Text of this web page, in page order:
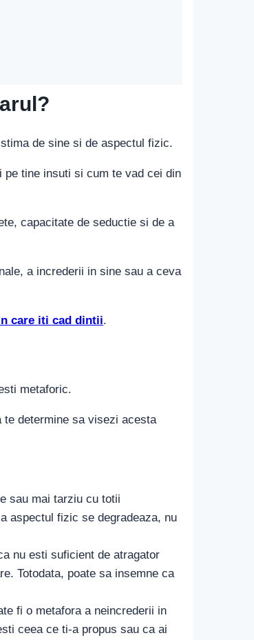
de sine si de aspectul fizic.
tine insuti si cum te vad cei din
capacitate de seductie si de a
a increderii in sine sau a ceva
care iti cad dintii.
metaforic.
determine sa visezi acesta
sau mai tarziu cu totii
aspectul fizic se degradeaza, nu
nu esti suficient de atragator
Totodata, poate sa insemne ca
fi o metafora a neincrederii in
ceea ce ti-a propus sau ca ai